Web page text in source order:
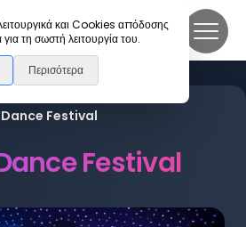
και Cookies απόδοσης
τη σωστή λειτουργία του.
Περισότερα
Festival
Festival